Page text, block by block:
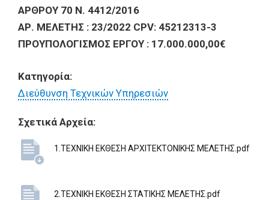
ΑΡΘΡΟΥ 70 Ν. 4412/2016
ΑΡ. ΜΕΛΕΤΗΣ : 23/2022 CPV: 45212313-3
ΠΡΟΥΠΟΛΟΓΙΣΜΟΣ ΕΡΓΟΥ : 17.000.000,00€
Κατηγορία:
Διεύθυνση Τεχνικών Υπηρεσιών
Σχετικά Αρχεία:
1.ΤΕΧΝΙΚΗ ΕΚΘΕΣΗ ΑΡΧΙΤΕΚΤΟΝΙΚΗΣ ΜΕΛΕΤΗΣ.pdf
2.ΤΕΧΝΙΚΗ ΕΚΘΕΣΗ ΣΤΑΤΙΚΗΣ ΜΕΛΕΤΗΣ.pdf